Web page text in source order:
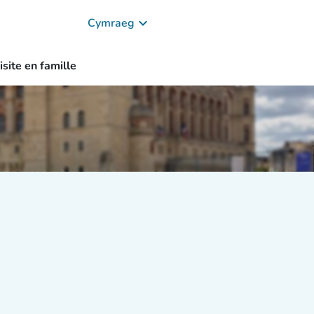
Cymraeg keyboard_arrow_down
en famille